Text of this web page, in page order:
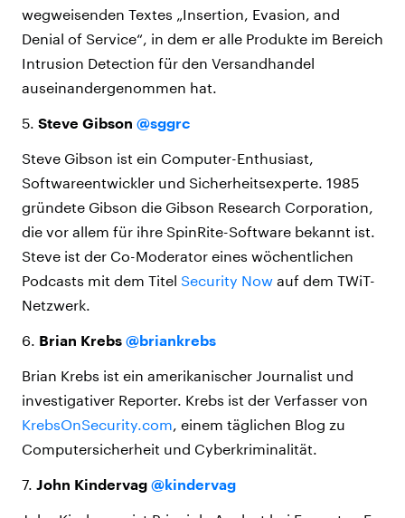
wegweisenden Textes „Insertion, Evasion, and
Denial of Service“, in dem er alle Produkte im Bereich
Intrusion Detection für den Versandhandel
auseinandergenommen hat.
5. Steve Gibson @sggrc
Steve Gibson ist ein Computer-Enthusiast,
Softwareentwickler und Sicherheitsexperte. 1985
gründete Gibson die Gibson Research Corporation,
die vor allem für ihre SpinRite-Software bekannt ist.
Steve ist der Co-Moderator eines wöchentlichen
Podcasts mit dem Titel Security Now auf dem TWiT-
Netzwerk.
6. Brian Krebs @briankrebs
Brian Krebs ist ein amerikanischer Journalist und
investigativer Reporter. Krebs ist der Verfasser von
KrebsOnSecurity.com , einem täglichen Blog zu
Computersicherheit und Cyberkriminalität.
7. John Kindervag @kindervag